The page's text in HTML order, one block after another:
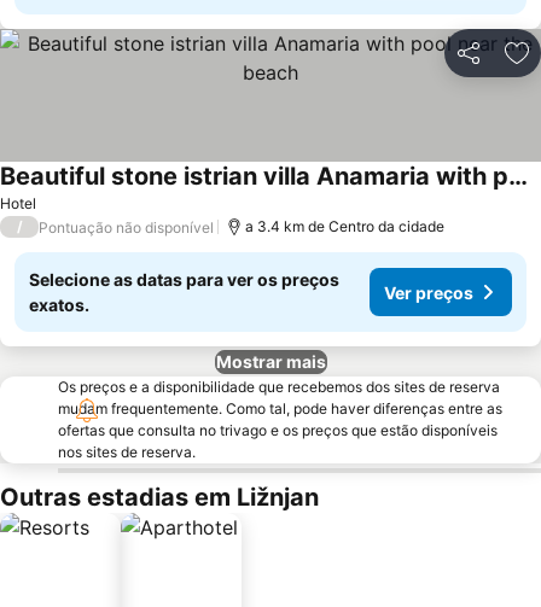
Partilhar
Hotel
Beautiful stone istrian villa Anamaria with pool near the beach
/ Pontuação não disponível a 3.4 km de Centro da cidade
Selecione as datas para ver os preços
exatos.
Ver preços
Mostrar mais
Os preços e a disponibilidade que recebemos dos sites de reserva
mudam frequentemente. Como tal, pode haver diferenças entre as
ofertas que consulta no trivago e os preços que estão disponíveis
nos sites de reserva.
Outras estadias em Ližnjan